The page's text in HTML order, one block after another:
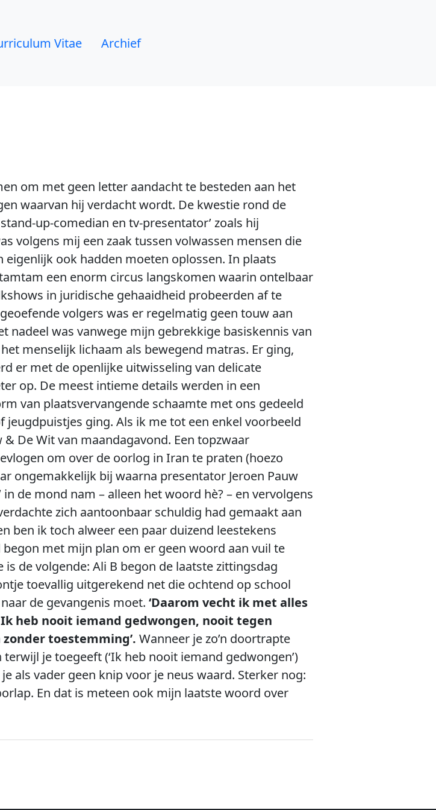
Vitae Archief
om met geen letter aandacht te besteden aan het
waarvan hij verdacht wordt. De kwestie rond de
up-comedian en tv-presentator’ zoals hij
volgens mij een zaak tussen volwassen mensen die
ook hadden moeten oplossen. In plaats
een enorm circus langskomen waarin ontelbaar
in juridische gehaaidheid probeerden af te
volgers was er regelmatig geen touw aan
nadeel was vanwege mijn gebrekkige basiskennis van
menselijk lichaam als bewegend matras. Er ging,
er met de openlijke uitwisseling van delicate
op. De meest intieme details werden in een
van plaatsvervangende schaamte met ons gedeeld
ging. Als ik me tot een enkel voorbeeld
De Wit van maandagavond. Een topzwaar
om over de oorlog in Iran te praten (hoezo
ongemakkelijk bij waarna presentator Jeroen Pauw
de mond nam – alleen het woord hè? – en vervolgens
zich aantoonbaar schuldig had gemaakt aan
ben ik toch alweer een paar duizend leestekens
met mijn plan om er geen woord aan vuil te
de volgende: Ali B begon de laatste zittingsdag
toevallig uitgerekend net die ochtend op school
de gevangenis moet. ‘Daarom vecht ik met alles
heb nooit iemand gedwongen, nooit tegen
toestemming’. Wanneer je zo’n doortrapte
je toegeeft (‘Ik heb nooit iemand gedwongen’)
als vader geen knip voor je neus waard. Sterker nog:
En dat is meteen ook mijn laatste woord over